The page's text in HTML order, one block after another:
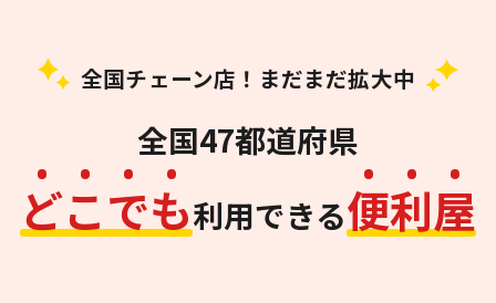
全国チェーン店！まだまだ拡大中
全国47都道府県
どこでも利用できる便利屋